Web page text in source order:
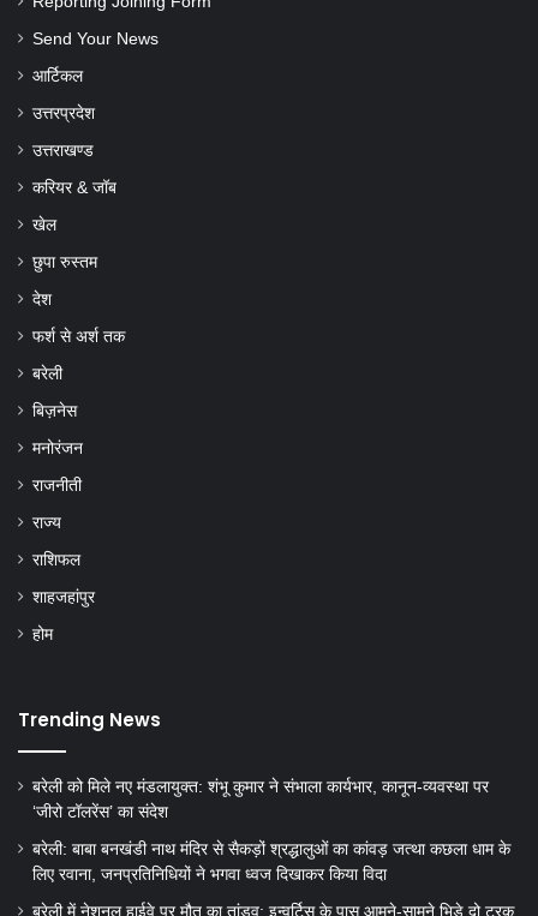
our team
Reporting Joining Form
Send Your News
आर्टिकल
उत्तरप्रदेश
उत्तराखण्ड
करियर & जॉब
खेल
छुपा रुस्तम
देश
फर्श से अर्श तक
बरेली
बिज़नेस
मनोरंजन
राजनीती
राज्य
राशिफल
शाहजहांपुर
‘जीरो टॉलरेंस’ का संदेश